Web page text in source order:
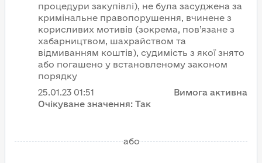
процедури закупівлі), не була засуджена за
кримінальне правопорушення, вчинене з
корисливих мотивів (зокрема, пов’язане з
хабарництвом, шахрайством та
відмиванням коштів), судимість з якої знято
або погашено у встановленому законом
порядку
25.01.23 01:51
Вимога активна
Очікуване значення: Так
або